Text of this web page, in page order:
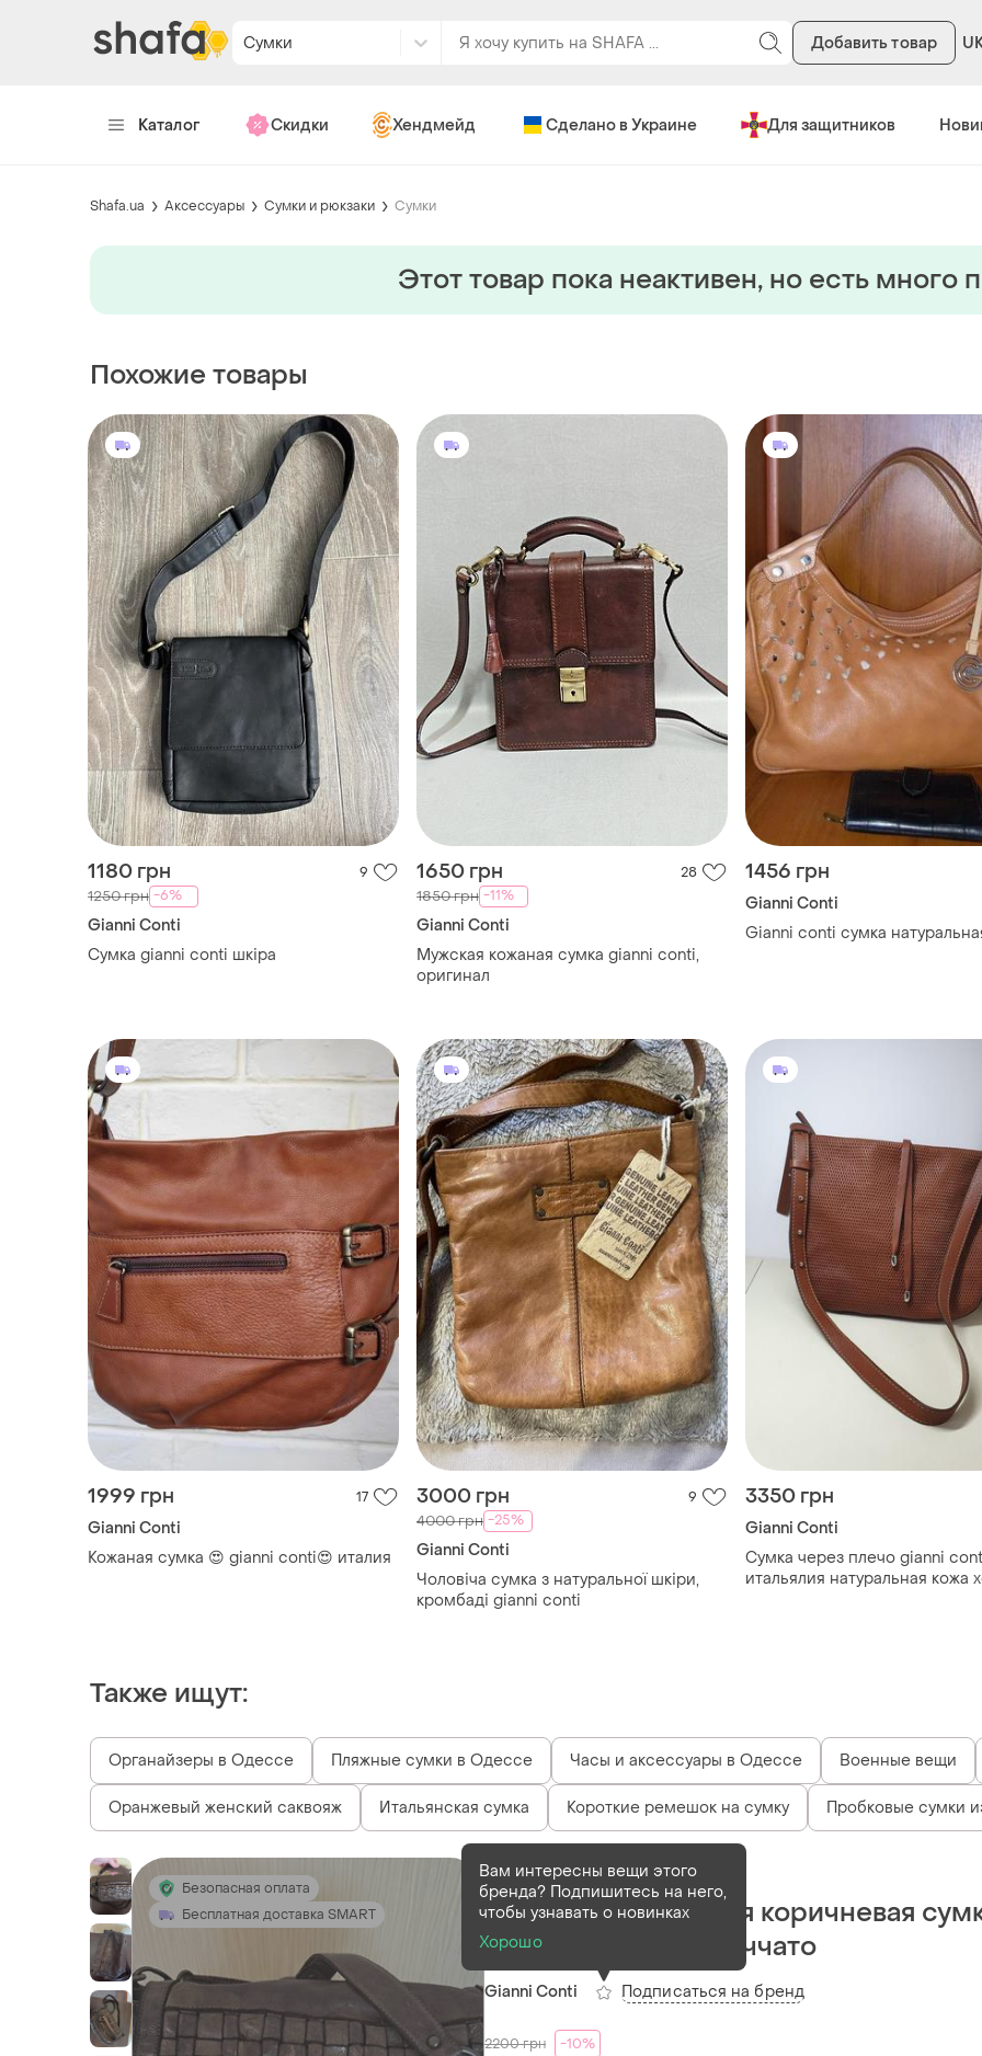
Сумки Добавить товар
Каталог Скидки Хендмейд Сделано в Украине Для защитников
Shafa.ua Аксессуары Сумки и рюкзаки Сумки
Этот товар пока неактивен, но есть много
Похожие товары
1180 грн 9
1250 грн -6%
Gianni Conti
Сумка gianni conti шкіра
1650 грн 28
1850 грн -11%
Gianni Conti
Мужская кожаная сумка gianni conti,
оригинал
1456 грн
Gianni Conti
Gianni conti сумка
1999 грн 17
Gianni Conti
Кожаная сумка 😍 gianni conti😍 италия
3000 грн 9
4000 грн -25%
Gianni Conti
Чоловіча сумка з натуральної шкіри,
кромбаді gianni conti
3350 грн
Gianni Conti
Сумка через плечо gianni
итальялия натуральная кожа
Также ищут:
Органайзеры в Одессе Пляжные сумки в Одессе Часы и аксессуары в Одессе Военные вещи
Оранжевый женский саквояж Итальянская сумка Короткие ремешок на сумку Пробковые сумки
Безопасная оплата
Бесплатная доставка SMART
Деактивирован1 шт
Gianni conti кожаная коричневая
с плетением интерччато
Gianni Conti
Вам интересны вещи этого
бренда? Подпишитесь на него,
чтобы узнавать о новинках
Хорошо
Подписаться на бренд
2200грн -10%